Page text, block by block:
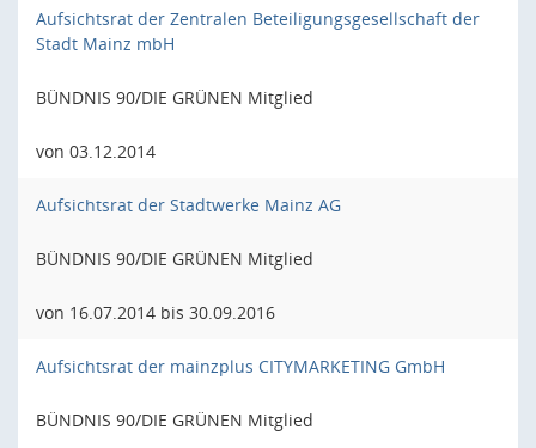
Aufsichtsrat der Zentralen Beteiligungsgesellschaft der
Stadt Mainz mbH
BÜNDNIS 90/DIE GRÜNEN Mitglied
von 03.12.2014
Aufsichtsrat der Stadtwerke Mainz AG
BÜNDNIS 90/DIE GRÜNEN Mitglied
von 16.07.2014 bis 30.09.2016
Aufsichtsrat der mainzplus CITYMARKETING GmbH
BÜNDNIS 90/DIE GRÜNEN Mitglied